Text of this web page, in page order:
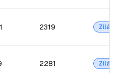
2319 Zilā
2281 Zilā